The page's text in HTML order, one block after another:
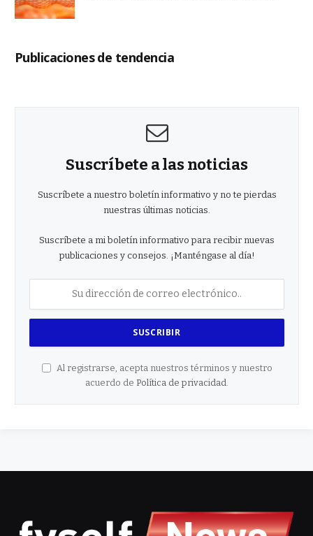
Publicaciones de tendencia
Suscríbete a las noticias
Suscríbete a nuestro boletín informativo y no te pierdas
nuestras últimas noticias.
Suscríbete a mi boletín informativo para recibir nuevas
publicaciones y consejos. ¡Manténgase al día!
Al registrarse, acepta nuestros términos y nuestro
acuerdo de Política de privacidad